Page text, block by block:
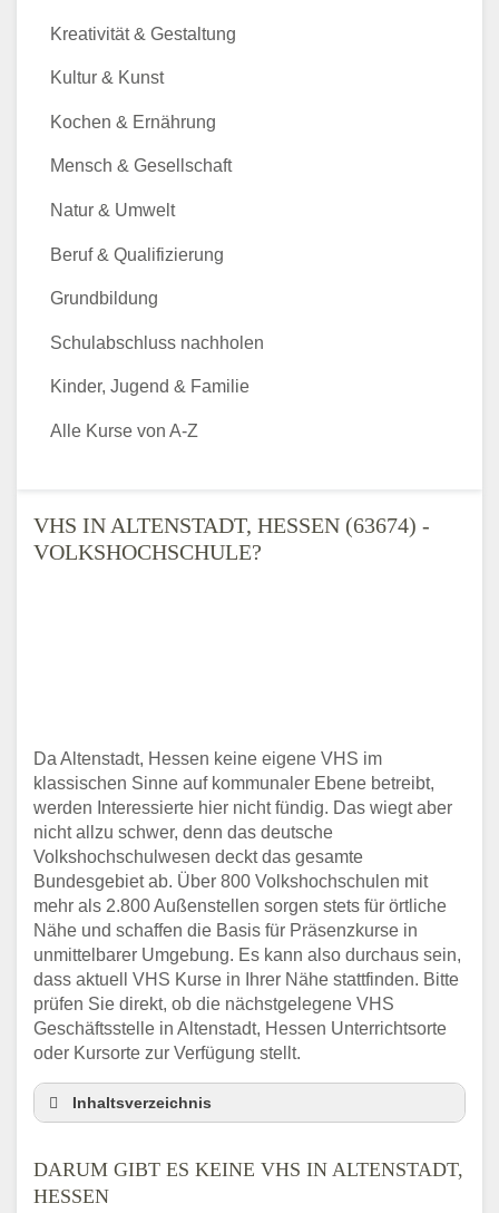
VHS IN ALTENSTADT, HESSEN (63674) -
VOLKSHOCHSCHULE?
Da Altenstadt, Hessen keine eigene VHS im
klassischen Sinne auf kommunaler Ebene betreibt,
werden Interessierte hier nicht fündig. Das wiegt aber
nicht allzu schwer, denn das deutsche
Volkshochschulwesen deckt das gesamte
Bundesgebiet ab. Über 800 Volkshochschulen mit
mehr als 2.800 Außenstellen sorgen stets für örtliche
Nähe und schaffen die Basis für Präsenzkurse in
unmittelbarer Umgebung. Es kann also durchaus sein,
dass aktuell VHS Kurse in Ihrer Nähe stattfinden. Bitte
prüfen Sie direkt, ob die nächstgelegene VHS
Geschäftsstelle in Altenstadt, Hessen Unterrichtsorte
oder Kursorte zur Verfügung stellt.
Inhaltsverzeichnis
Hessen
3 schnelle Tipps
DARUM GIBT ES KEINE VHS IN ALTENSTADT,
HESSEN
Kreativität & Gestaltung
Kultur & Kunst
Kochen & Ernährung
Mensch & Gesellschaft
Natur & Umwelt
Beruf & Qualifizierung
Grundbildung
Schulabschluss nachholen
Kinder, Jugend & Familie
Alle Kurse von A-Z